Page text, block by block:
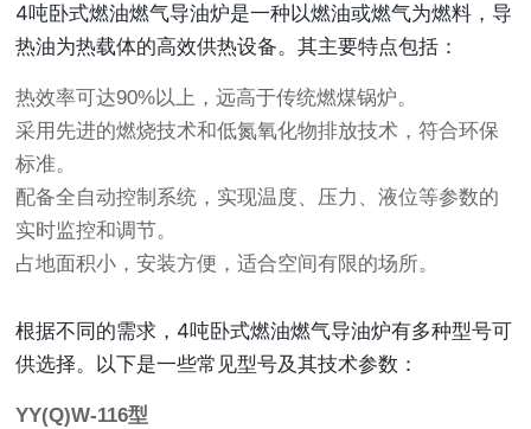
4吨卧式燃油燃气导油炉是一种以燃油或燃气为燃料，导
热油为热载体的高效供热设备。其主要特点包括：
热效率可达90%以上，远高于传统燃煤锅炉。
采用先进的燃烧技术和低氮氧化物排放技术，符合环保
标准。
配备全自动控制系统，实现温度、压力、液位等参数的
实时监控和调节。
占地面积小，安装方便，适合空间有限的场所。
根据不同的需求，4吨卧式燃油燃气导油炉有多种型号可
供选择。以下是一些常见型号及其技术参数：
YY(Q)W-116型